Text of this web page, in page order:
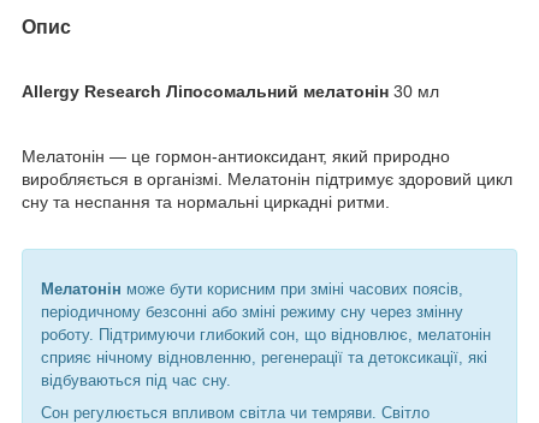
Опис
Allergy Research Ліпосомальний мелатонін 30 мл
Мелатонін — це гормон-антиоксидант, який природно
виробляється в організмі. Мелатонін підтримує здоровий цикл
сну та неспання та нормальні циркадні ритми.
Мелатонін може бути корисним при зміні часових поясів,
періодичному безсонні або зміні режиму сну через змінну
роботу. Підтримуючи глибокий сон, що відновлює, мелатонін
сприяє нічному відновленню, регенерації та детоксикації, які
відбуваються під час сну.
Сон регулюється впливом світла чи темряви. Світло